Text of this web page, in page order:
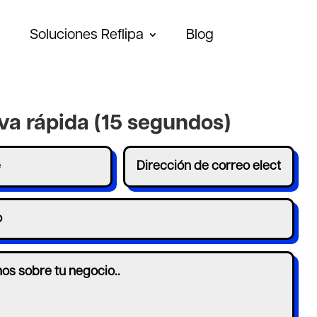
Soluciones Reflipa
Blog
rápida (15 segundos)